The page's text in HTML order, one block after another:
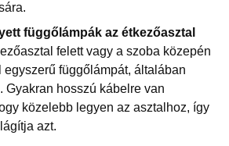
függőlámpák az étkezőasztal
felett vagy a szoba közepén
egyszerű függőlámpát, általában
Gyakran hosszú kábelre van
közelebb legyen az asztalhoz, így
azt.